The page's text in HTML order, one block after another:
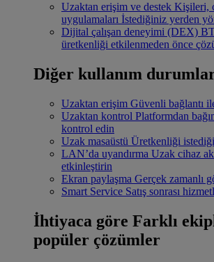
Uzaktan erişim ve destek Kişileri,
uygulamaları İstediğiniz yerden
Dijital çalışan deneyimi (DEX)
üretkenliği etkilenmeden önce
Diğer kullanım
Uzaktan erişim Güvenli bağlantı
Uzaktan kontrol Platformdan
kontrol edin
Uzak masaüstü Üretkenliği
LAN’da uyandırma Uzak cihaz
etkinleştirin
Ekran paylaşma Gerçek zamanlı
Smart Service Satış sonrası
İhtiyaca göre Farklı
popüler çözümler